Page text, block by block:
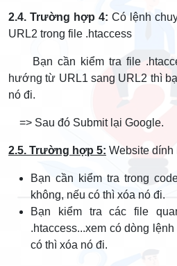
2.4. Trường hợp 4: Có lệnh
URL2 trong file .htaccess
Bạn cần kiểm tra file
hướng từ URL1 sang URL2 thì
nó đi.
=> Sau đó Submit lại Google.
2.5. Trường hợp 5: Website dính
Bạn cần kiểm tra trong
không, nếu có thì xóa nó đi.
Bạn kiểm tra các file
.htaccess...xem có dòng
có thì xóa nó đi.